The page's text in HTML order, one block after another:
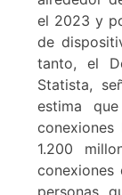
el 2023 y
de
tanto, el
Statista,
estima
1.200
conexiones
personas